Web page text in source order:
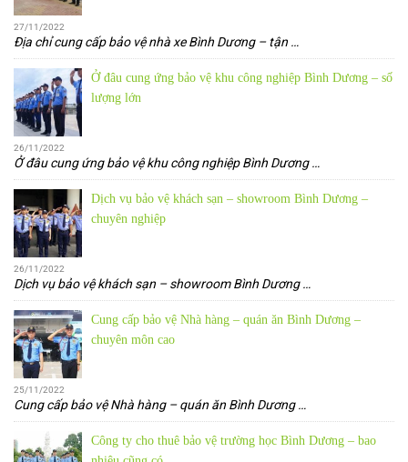
27/11/2022
Địa chỉ cung cấp bảo vệ nhà xe Bình Dương – tận …
Ở đâu cung ứng bảo vệ khu công nghiệp Bình Dương – số
lượng lớn
26/11/2022
Ở đâu cung ứng bảo vệ khu công nghiệp Bình Dương…
Dịch vụ bảo vệ khách sạn – showroom Bình Dương –
chuyên nghiệp
26/11/2022
Dịch vụ bảo vệ khách sạn – showroom Bình Dương…
Cung cấp bảo vệ Nhà hàng – quán ăn Bình Dương –
chuyên môn cao
25/11/2022
Cung cấp bảo vệ Nhà hàng – quán ăn Bình Dương…
Công ty cho thuê bảo vệ trường học Bình Dương – bao